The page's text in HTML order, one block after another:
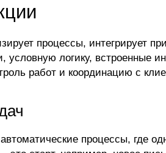
процессы, интегрирует
условную логику, встроенные
работ и координацию с
процессы, где